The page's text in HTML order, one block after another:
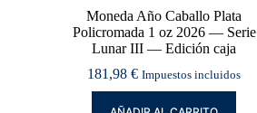
Moneda Año Caballo Plata
Policromada 1 oz 2026 — Serie
Lunar III — Edición caja
181,98€ Impuestos incluidos